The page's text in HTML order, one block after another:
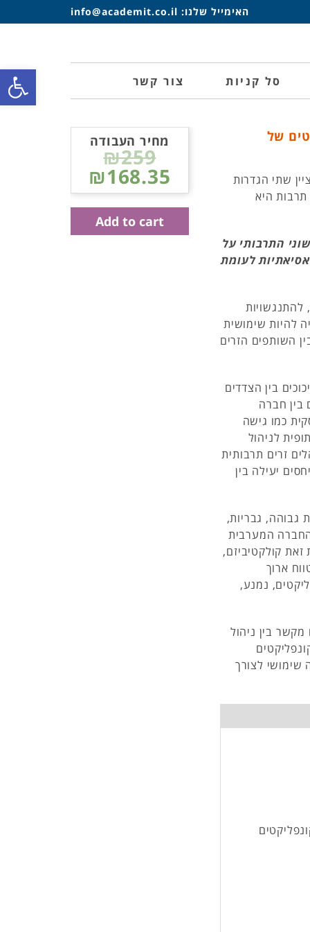
האימייל שלנו: info@academit.co.il
סל קניות צור קשר
של
שתי הגדרות
היא
התרבותי על
לעומת
להתנגשויות
להיות שימושית
השותפים הזרים
בין הצדדים
בין חברה
כמו גישה
לניהול
זרים תרבותית
יעילה בין
גבוהה, גבריות,
החברה המערבית
זאת קולקטיביזם,
ארוך
נמנע,
בין ניהול
שימושי לצורך
מחיר העבודה
₪259
₪168.35
Add to cart
פתח